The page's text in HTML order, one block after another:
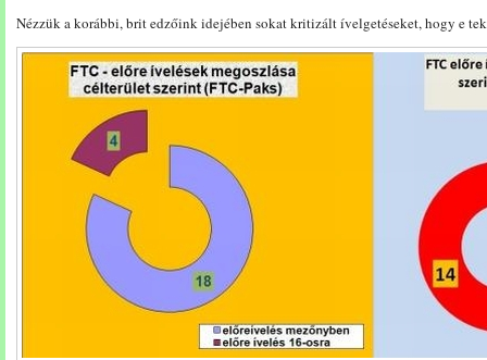
Nézzük a korábbi, brit edzőink idejében sokat kritizált ívelgetéseket, hogy e